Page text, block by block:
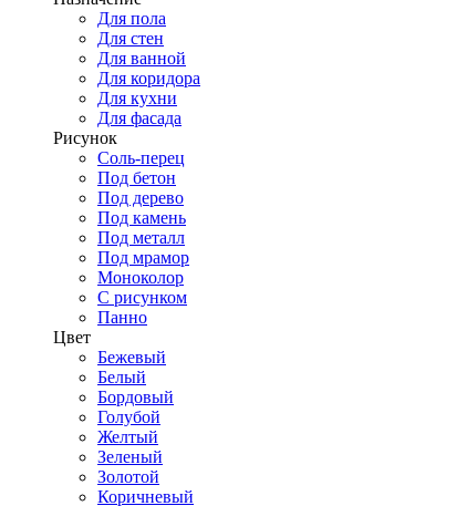
Для пола
Для стен
Для ванной
Для коридора
Для кухни
Для фасада
Рисунок
Соль-перец
Под бетон
Под дерево
Под камень
Под металл
Под мрамор
Моноколор
С рисунком
Панно
Цвет
Бежевый
Белый
Бордовый
Голубой
Желтый
Зеленый
Золотой
Коричневый